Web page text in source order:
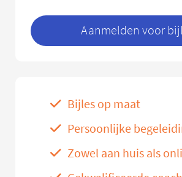
Aanmelden voor
Bijles op maat
Persoonlijke
Zowel aan huis als